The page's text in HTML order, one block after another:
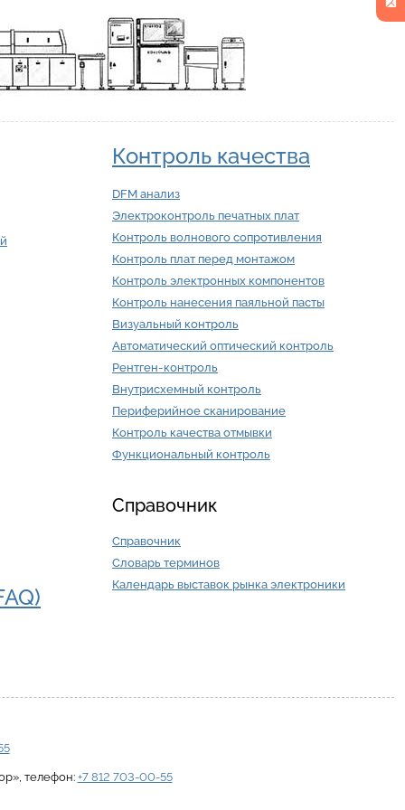
Контроль качества
DFM анализ
Электроконтроль печатных плат
Контроль волнового сопротивления
Контроль плат перед монтажом
Контроль электронных компонентов
Контроль нанесения паяльной пасты
Визуальный контроль
Автоматический оптический контроль
Рентген-контроль
Внутрисхемный контроль
Периферийное сканирование
Контроль качества отмывки
Функциональный контроль
Справочник
Справочник
Словарь терминов
Календарь выставок рынка электроники
, телефон: +7 812 703-00-55